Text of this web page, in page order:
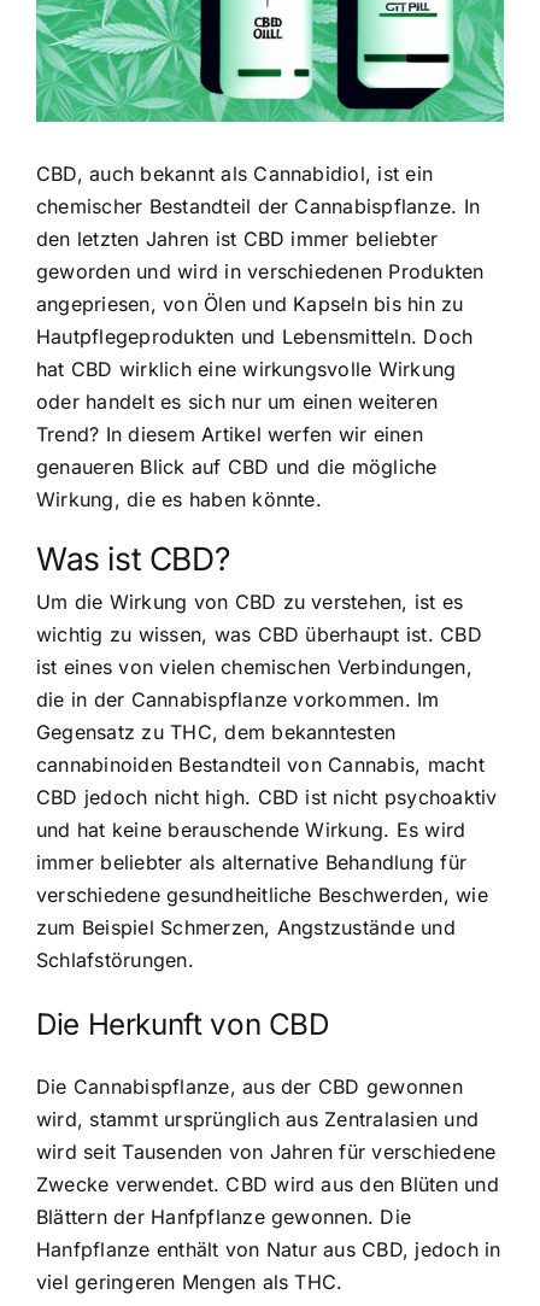
CBD, auch bekannt als Cannabidiol, ist ein
chemischer Bestandteil der Cannabispflanze. In
den letzten Jahren ist CBD immer beliebter
geworden und wird in verschiedenen Produkten
angepriesen, von Ölen und Kapseln bis hin zu
Hautpflegeprodukten und Lebensmitteln. Doch
hat CBD wirklich eine wirkungsvolle Wirkung
oder handelt es sich nur um einen weiteren
Trend? In diesem Artikel werfen wir einen
genaueren Blick auf CBD und die mögliche
Wirkung, die es haben könnte.
Was ist CBD?
Um die Wirkung von CBD zu verstehen, ist es
wichtig zu wissen, was CBD überhaupt ist. CBD
ist eines von vielen chemischen Verbindungen,
die in der Cannabispflanze vorkommen. Im
Gegensatz zu THC, dem bekanntesten
cannabinoiden Bestandteil von Cannabis, macht
CBD jedoch nicht high. CBD ist nicht psychoaktiv
und hat keine berauschende Wirkung. Es wird
immer beliebter als alternative Behandlung für
verschiedene gesundheitliche Beschwerden, wie
zum Beispiel Schmerzen, Angstzustände und
Schlafstörungen.
Die Herkunft von CBD
Die Cannabispflanze, aus der CBD gewonnen
wird, stammt ursprünglich aus Zentralasien und
wird seit Tausenden von Jahren für verschiedene
Zwecke verwendet. CBD wird aus den Blüten und
Blättern der Hanfpflanze gewonnen. Die
Hanfpflanze enthält von Natur aus CBD, jedoch in
viel geringeren Mengen als THC.